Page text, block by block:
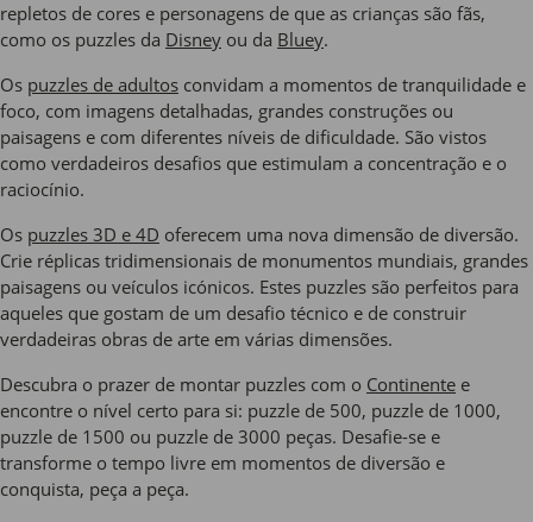
repletos de cores e personagens de que as crianças são fãs,
como os puzzles da Disney ou da Bluey.
Os puzzles de adultos convidam a momentos de tranquilidade e
foco, com imagens detalhadas, grandes construções ou
paisagens e com diferentes níveis de dificuldade. São vistos
como verdadeiros desafios que estimulam a concentração e o
raciocínio.
Os puzzles 3D e 4D oferecem uma nova dimensão de diversão.
Crie réplicas tridimensionais de monumentos mundiais, grandes
paisagens ou veículos icónicos. Estes puzzles são perfeitos para
aqueles que gostam de um desafio técnico e de construir
verdadeiras obras de arte em várias dimensões.
Descubra o prazer de montar puzzles com o Continente e
encontre o nível certo para si: puzzle de 500, puzzle de 1000,
puzzle de 1500 ou puzzle de 3000 peças. Desafie-se e
transforme o tempo livre em momentos de diversão e
conquista, peça a peça.